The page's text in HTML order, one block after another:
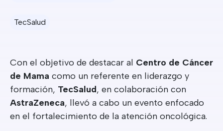
TecSalud
Con el objetivo de destacar al Centro de Cáncer
de Mama como un referente en liderazgo y
formación, TecSalud, en colaboración con
AstraZeneca, llevó a cabo un evento enfocado
en el fortalecimiento de la atención oncológica.